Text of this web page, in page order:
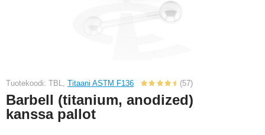
Tuotekoodi: TBL, Titaani ASTM F136 (57)
Barbell (titanium, anodized)
kanssa pallot